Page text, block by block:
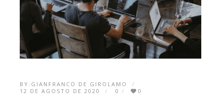
BY: GIANFRANCO DE GIROLAMO
12 DE AGOSTO DE 2020
0 0